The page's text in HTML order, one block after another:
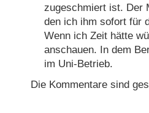
zugeschmiert ist. Der
den ich ihm sofort für
Wenn ich Zeit hätte
anschauen. In dem
im Uni-Betrieb.
Die Kommentare sind